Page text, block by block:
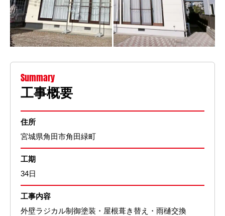
Summary
工事概要
住所
宮城県角田市角田緑町
工期
34日
工事内容
外壁ラジカル制御塗装・屋根葺き替え・雨樋交換